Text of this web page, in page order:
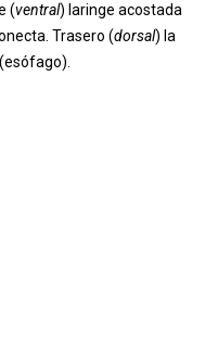
(ventral) laringe acostada
Trasero (dorsal) la